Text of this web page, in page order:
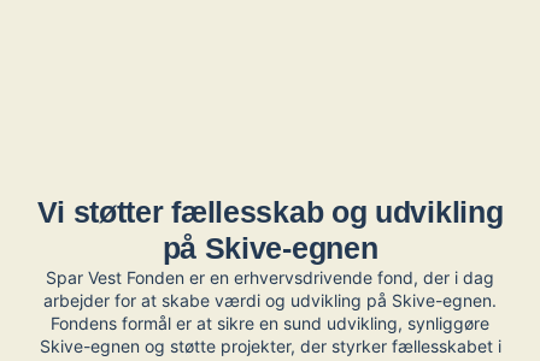
Vi støtter fællesskab og udvikling
på Skive-egnen
Spar Vest Fonden er en erhvervsdrivende fond, der i dag
arbejder for at skabe værdi og udvikling på Skive-egnen.
Fondens formål er at sikre en sund udvikling, synliggøre
Skive-egnen og støtte projekter, der styrker fællesskabet i